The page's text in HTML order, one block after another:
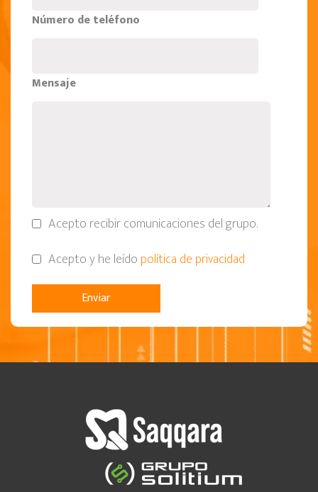
Número de teléfono
Mensaje
Acepto recibir comunicaciones del grupo.
Acepto y he leído política de privacidad